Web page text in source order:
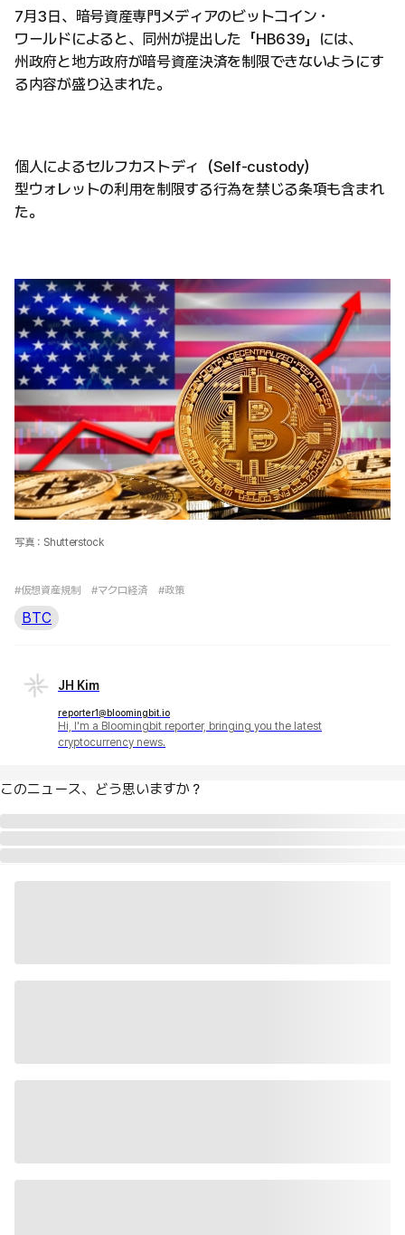
7月3日、暗号資産専門メディアのビットコイン・
ワールドによると、同州が提出した「HB639」には、
州政府と地方政府が暗号資産決済を制限できないようにす
る内容が盛り込まれた。
個人によるセルフカストディ（Self-custody）
型ウォレットの利用を制限する行為を禁じる条項も含まれ
た。
写真：Shutterstock
#仮想資産規制 #マクロ経済 #政策
BTC
JH Kim
reporter1@bloomingbit.io
Hi, I'm a Bloomingbit reporter, bringing you the latest
cryptocurrency news.
このニュース、どう思いますか？